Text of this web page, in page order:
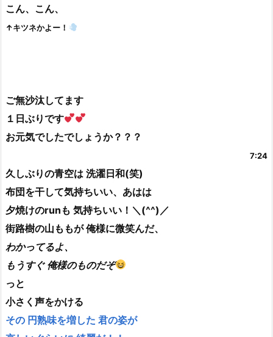
こん、こん、
↑キツネかよー！
ご無沙汰してます
１日ぶりです
お元気でしたでしょうか？？？
7:24
久しぶりの青空は 洗濯日和(笑)
布団を干して気持ちいい、あはは
夕焼けのrunも 気持ちいい！＼(^^)／
街路樹の山ももが 俺様に微笑んだ、
わかってるよ、
もうすぐ 俺様のものだぞ
っと
小さく声をかける
その 円熟味を増した 君の姿が